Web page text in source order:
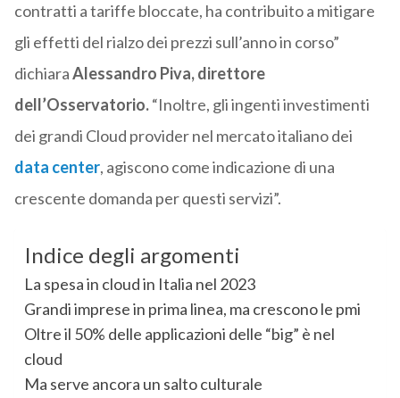
contratti a tariffe bloccate, ha contribuito a mitigare
gli effetti del rialzo dei prezzi sull’anno in corso”
dichiaraAlessandro Piva, direttore
dell’Osservatorio.“Inoltre, gli ingenti investimenti
dei grandi Cloud provider nel mercato italiano dei
data center, agiscono come indicazione di una
crescente domanda per questi servizi”.
Indice degli argomenti
La spesa in cloud in Italia nel 2023
Grandi imprese in prima linea, ma crescono le pmi
Oltre il 50% delle applicazioni delle “big” è nel
cloud
Ma serve ancora un salto culturale